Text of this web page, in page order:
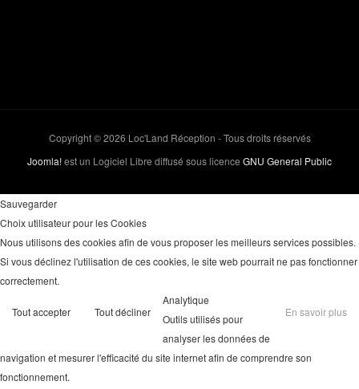
Copyright © 2026 Loc'Land Réception - Tous droits réservés
Joomla!est un Logiciel Libre diffusé sous licence GNU General Public
Sauvegarder
Choix utilisateur pour les Cookies
Nous utilisons des cookies afin de vous proposer les meilleurs services possibles.
Si vous déclinez l'utilisation de ces cookies, le site web pourrait ne pas fonctionner
correctement.
Tout accepter Tout décliner En savoir plus
Analytique
Outils utilisés pour
analyser les données de
navigation et mesurer l'efficacité du site internet afin de comprendre son
fonctionnement.